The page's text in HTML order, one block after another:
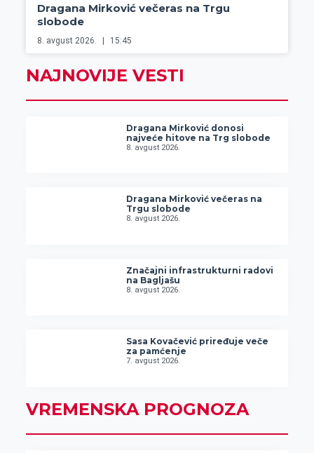
Dragana Mirković večeras na Trgu
slobode
8. avgust 2026. 15:45
NAJNOVIJE VESTI
Dragana Mirković donosi
najveće hitove na Trg slobode
8. avgust 2026.
Dragana Mirković večeras na
Trgu slobode
8. avgust 2026.
Značajni infrastrukturni radovi
na Bagljašu
8. avgust 2026.
Sasa Kovačević priređuje veče
za pamćenje
7. avgust 2026.
VREMENSKA PROGNOZA